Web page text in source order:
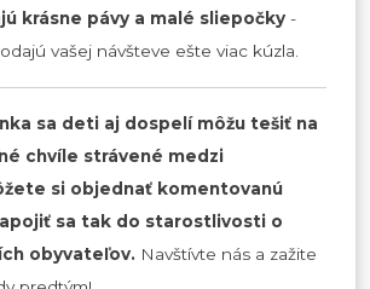
krásne pávy a malé sliepočky -
vašej návšteve ešte viac kúzla.
sa deti aj dospelí môžu tešiť na
chvíle strávené medzi
si objednať komentovanú
sa tak do starostlivosti o
obyvateľov. Navštívte nás a zažite